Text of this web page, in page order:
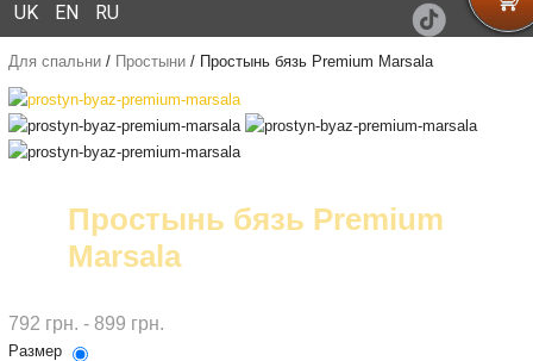
UK EN RU
Для спальни/ Простыни/ Простынь бязь Premium Marsala
Простынь бязь Premium
Marsala
792 грн. - 899 грн.
Размер